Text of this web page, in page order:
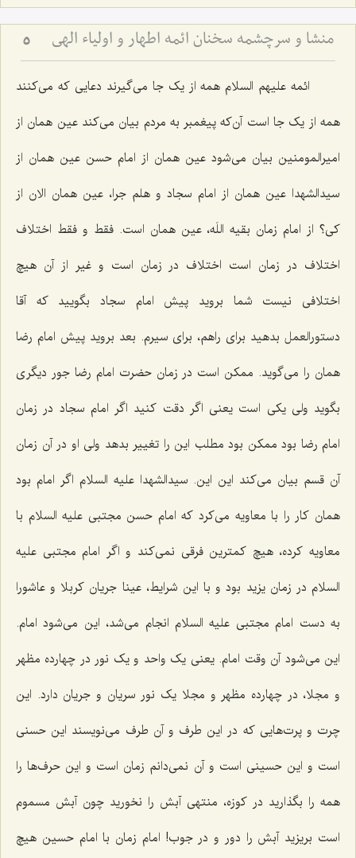
منشا و سرچشمه سخنان ائمه اطهار و اولیاء الهی 5
ائمه علیهم السلام همه از یک جا می‌گیرند دعایی که می‌کنند
همه از یک جا است آن‌که پیغمبر به مردم بیان می‌کند عین همان از
امیرالمومنین بیان می‌شود عین همان از امام حسن عین همان از
سیدالشهدا عین همان از امام سجاد و هلم جرا، عین همان الان از
کی؟ از امام زمان بقیه اللَه، عین همان است. فقط و فقط اختلاف
اختلاف در زمان است اختلاف در زمان است و غیر از آن هیچ
اختلافی نیست شما بروید پیش امام سجاد بگویید که آقا
دستورالعمل بدهید برای راهم، برای سیرم. بعد بروید پیش امام رضا
همان را می‌گوید. ممکن است در زمان حضرت امام رضا جور دیگری
بگوید ولی یکی است یعنی اگر دقت کنید اگر امام سجاد در زمان
امام رضا بود ممکن بود مطلب این را تغییر بدهد ولی او در آن زمان
آن قسم بیان می‌کند این این. سیدالشهدا علیه السلام اگر امام بود
همان کار را با معاویه می‌کرد که امام حسن مجتبی علیه السلام با
معاویه کرده، هیچ کمترین فرقی نمی‌کند و اگر امام مجتبی علیه
السلام در زمان یزید بود و با این شرایط، عینا جریان کربلا و عاشورا
به دست امام مجتبی‌ علیه السلام انجام می‌شد، این می‌شود امام.
این می‌شود آن وقت امام. یعنی یک واحد و یک نور در چهارده مظهر
و مجلا، در چهارده مظهر و مجلا یک نور سریان و جریان دارد. این
چرت و پرت‌هایی که در این طرف و آن طرف می‌نویسند این حسنی
است و این حسینی است و آن نمی‌دانم زمان است و این حرف‌ها را
همه را بگذارید در کوزه، منتهی آبش را نخورید چون آبش مسموم
است بریزید آبش را دور و در جوب! امام زمان با امام حسین هیچ